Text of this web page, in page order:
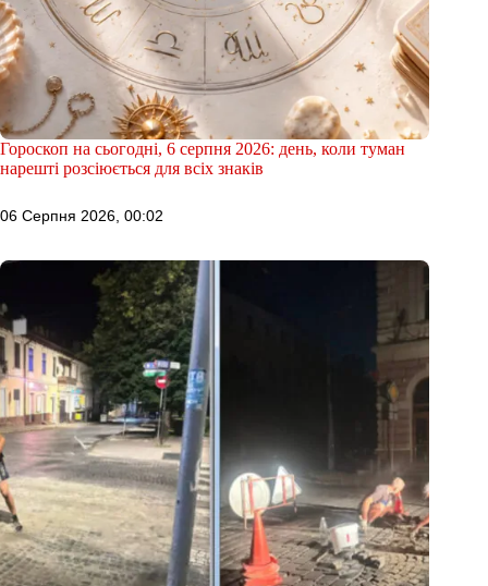
Гороскоп на сьогодні, 6 серпня 2026: день, коли туман
нарешті розсіюється для всіх знаків
06 Серпня 2026, 00:02